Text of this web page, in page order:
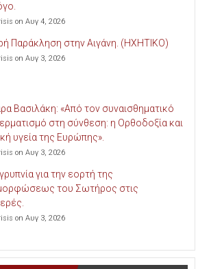
on Αυγ 4, 2026
Παράκληση στην Αιγάνη. (ΗΧΗΤΙΚΟ)
on Αυγ 3, 2026
Βασιλάκη: «Από τον συναισθηματικό
στη σύνθεση: η Ορθοδοξία και
υγεία της Ευρώπης».
on Αυγ 3, 2026
για την εορτή της
του Σωτήρος στις
on Αυγ 3, 2026